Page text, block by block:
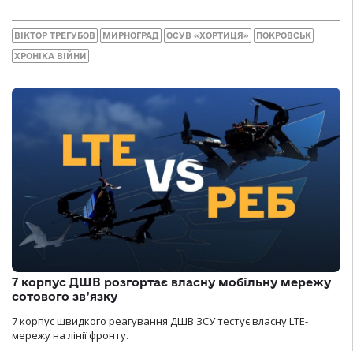
ВІКТОР ТРЕГУБОВ МИРНОГРАД ОСУВ «ХОРТИЦЯ» ПОКРОВСЬК
ХРОНІКА ВІЙНИ
7 корпус ДШВ розгортає власну мобільну мережу
сотового зв’язку
7 корпус швидкого реагування ДШВ ЗСУ тестує власну LTE-
мережу на лінії фронту.